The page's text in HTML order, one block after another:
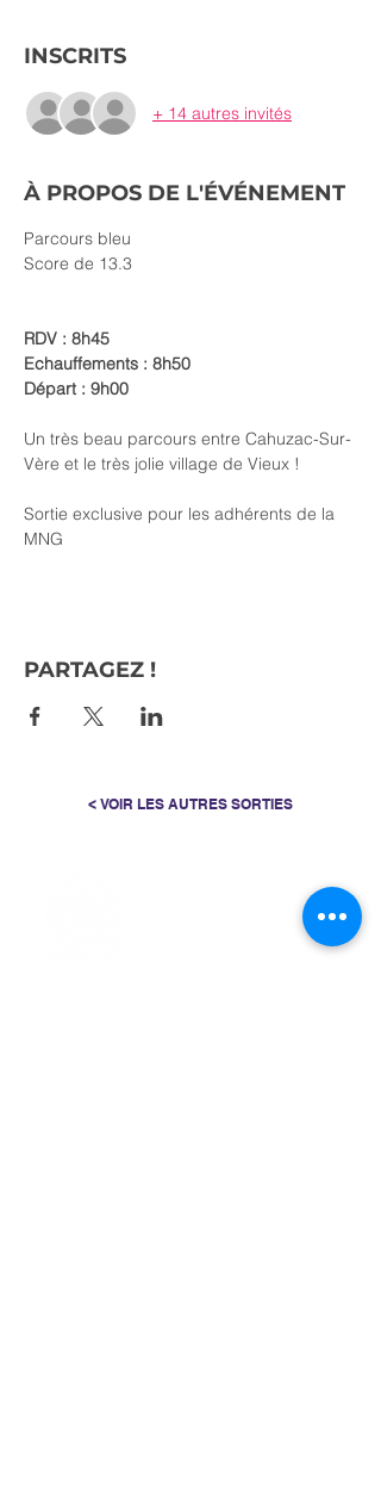
INSCRITS
+ 14 autres invités
À PROPOS DE L'ÉVÉNEMENT
Parcours bleu
Score de 13.3
RDV : 8h45
Echauffements : 8h50
Départ : 9h00
Un très beau parcours entre Cahuzac-Sur-
Vère et le très jolie village de Vieux !
Sortie exclusive pour les adhérents de la
MNG
PARTAGEZ !
< VOIR LES AUTRES SORTIES